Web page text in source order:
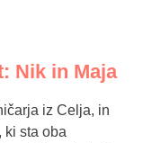
Nik in Maja
iz Celja, in
ki sta oba